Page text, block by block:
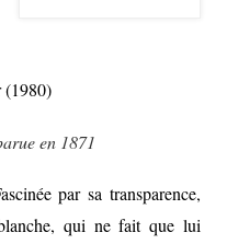
(1980)
en 1871
par sa transparence,
qui ne fait que lui